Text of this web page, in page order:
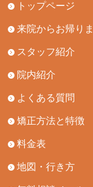
トップページ
来院からお帰り
スタッフ紹介
院内紹介
よくある質問
矯正方法と特徴
料金表
地図・行き方